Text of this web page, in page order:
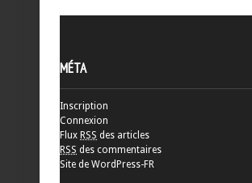
MÉTA
Inscription
Connexion
Flux RSS des articles
RSS des commentaires
Site de WordPress-FR